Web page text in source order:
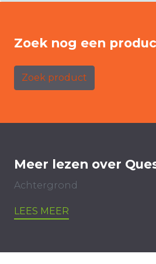
Zoek nog een
Zoek product
Meer lezen over
Achtergrond
LEES MEER